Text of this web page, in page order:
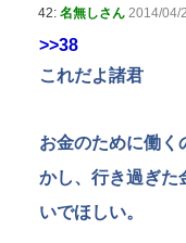
42: 名無しさん 2014/04/
>>38
これだよ諸君
お金のために働く
かし、行き過ぎた
いでほしい。